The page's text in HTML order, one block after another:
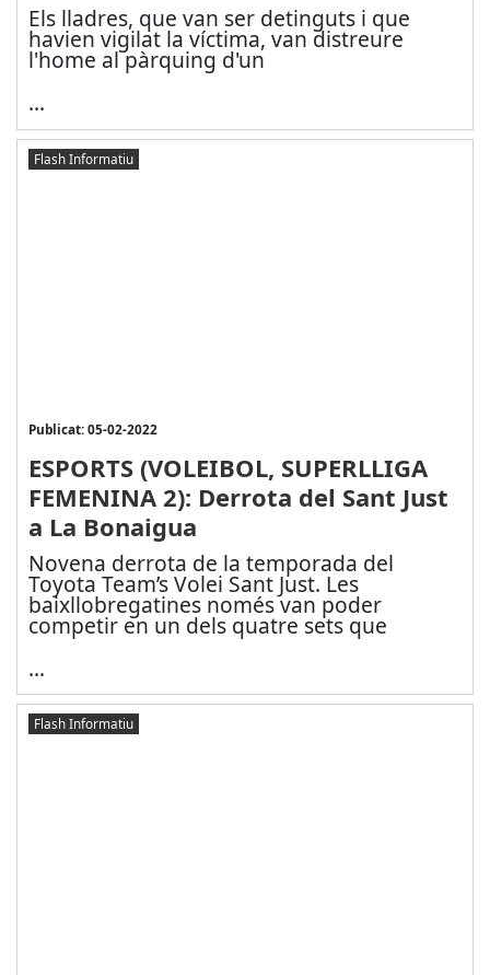
Els lladres, que van ser detinguts i que
havien vigilat la víctima, van distreure
l'home al pàrquing d'un
...
Flash Informatiu
Publicat: 05-02-2022
ESPORTS (VOLEIBOL, SUPERLLIGA
FEMENINA 2): Derrota del Sant Just
a La Bonaigua
Novena derrota de la temporada del
Toyota Team’s Volei Sant Just. Les
baixllobregatines només van poder
competir en un dels quatre sets que
...
Flash Informatiu